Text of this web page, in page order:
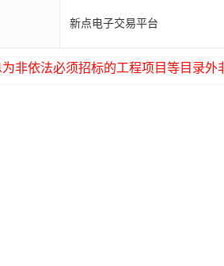
新点电子交易平台
非依法必须招标的工程项目等目录